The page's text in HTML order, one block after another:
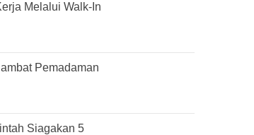
Melalui Walk-In
Pemadaman
Siagakan 5